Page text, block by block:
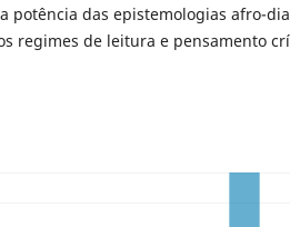
potência das epistemologias afro-
regimes de leitura e pensamento